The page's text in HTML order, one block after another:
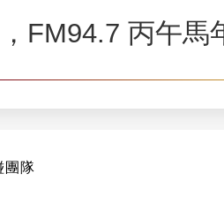
FM94.7 丙午馬
團隊